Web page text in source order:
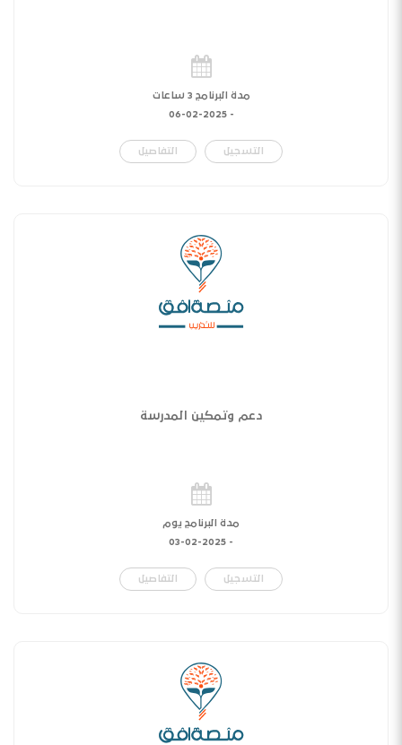
مدة البرنامج 3 ساعات
-
06-02-2025
التسجيل التفاصيل
دعم وتمكين المدرسة
مدة البرنامج يوم
-
03-02-2025
التسجيل التفاصيل